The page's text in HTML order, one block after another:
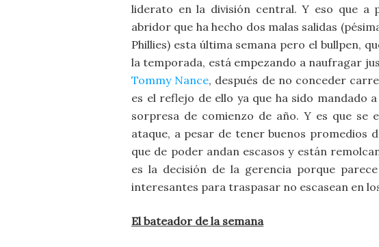
liderato en la división central. Y eso que a
abridor que ha hecho dos malas salidas
Phillies) esta última semana pero el bullpen,
la temporada, está empezando a naufragar
Tommy Nance, después de no conceder
es el reflejo de ello ya que ha sido mandado
sorpresa de comienzo de año. Y es que se
ataque, a pesar de tener buenos promedios
que de poder andan escasos y están
es la decisión de la gerencia porque
interesantes para traspasar no escasean en
El bateador de la semana